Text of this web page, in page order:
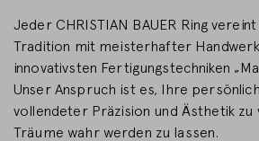
Jeder CHRISTIAN BAUER Ring
Tradition mit meisterhafter
innovativsten Fertigungstechniken
Unser Anspruch ist es, Ihre
vollendeter Präzision und Ästhetik
Träume wahr werden zu lassen.
Deutschland
LAND WECHSELN